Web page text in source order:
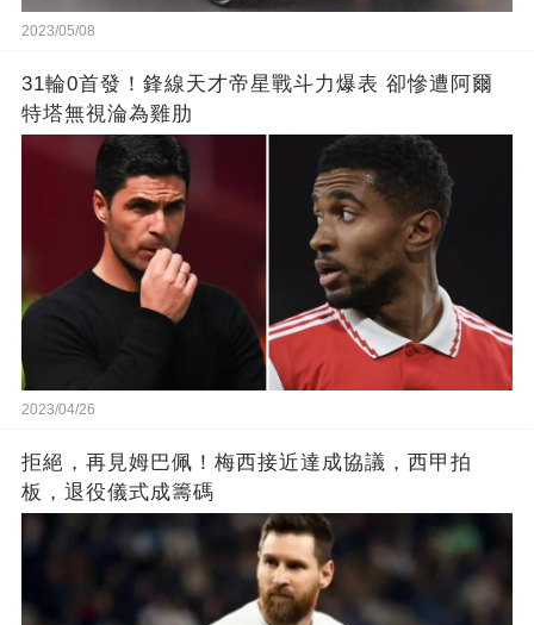
2023/05/08
31輪0首發！鋒線天才帝星戰斗力爆表 卻慘遭阿爾
特塔無視淪為雞肋
2023/04/26
拒絕，再見姆巴佩！梅西接近達成協議，西甲拍
板，退役儀式成籌碼